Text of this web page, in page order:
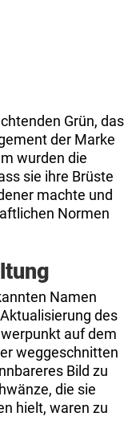
Grün, das
der Marke
wurden die
sie ihre Brüste
machte und
Normen
Namen
des
auf dem
weggeschnitten
Bild zu
die sie
hielt, waren zu